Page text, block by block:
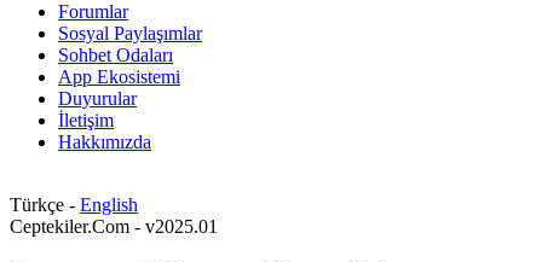
Forumlar
Sosyal Paylaşımlar
Sohbet Odaları
App Ekosistemi
Duyurular
İletişim
Hakkımızda
Türkçe - English
Ceptekiler.Com - v2025.01